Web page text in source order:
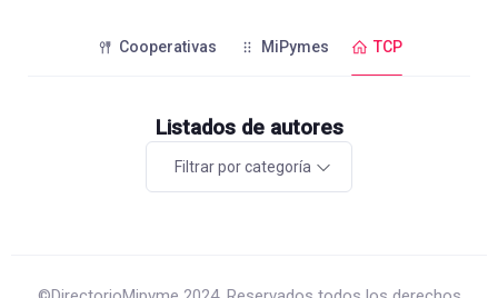
Cooperativas MiPymes TCP
Listados de autores
Filtrar por categoría